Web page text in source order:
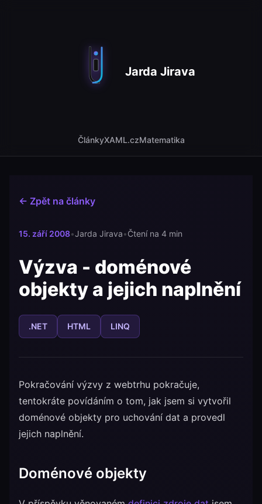
Jarda Jirava
ČlánkyXAML.czMatematika
← Zpět na články
15. září 2008•Jarda Jirava•Čtení na 4 min
Výzva - doménové
objekty a jejich naplnění
.NET HTML LINQ
Pokračování výzvy z webtrhu pokračuje,
tentokráte povídáním o tom, jak jsem si vytvořil
doménové objekty pro uchování dat a provedl
jejich naplnění.
Doménové objekty